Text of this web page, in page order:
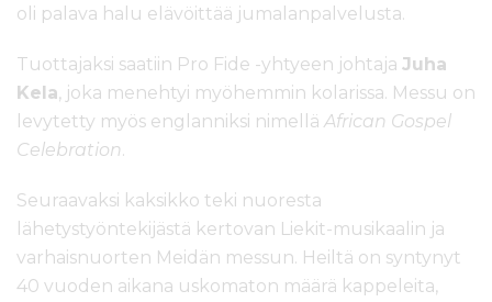
oli palava halu elävöittää jumalanpalvelusta.
Tuottajaksi saatiin Pro Fide -yhtyeen johtaja Juha
Kela, joka menehtyi myöhemmin kolarissa. Messu on
levytetty myös englanniksi nimellä African Gospel
Celebration.
Seuraavaksi kaksikko teki nuoresta
lähetystyöntekijästä kertovan Liekit-musikaalin ja
varhaisnuorten Meidän messun. Heiltä on syntynyt
40 vuoden aikana uskomaton määrä kappeleita,